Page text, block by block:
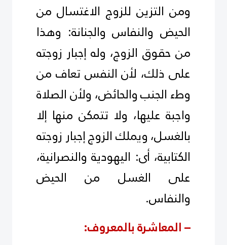
ومن التزين للزوج الاغتسال من
الحيض والنفاس والجنانة: وهذا
من حقوق الزوج، وله إجبار زوجته
على ذلك، لأن النفس تعاف من
وطء الجنب والحائض، ولأن الصلاة
واجبة عليها، ولا تتمكن منها إلا
بالغسل، ويملك الزوج إجبار زوجته
الكتابية، أى: اليهودية والنصرانية،
على الغسل من الحيض
والنفاس.
– المعاشرة بالمعروف: